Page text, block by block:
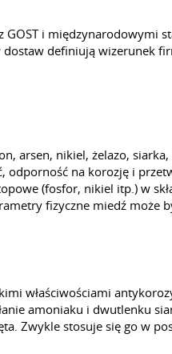
i międzynarodowymi
definiują wizerunek
arsen, nikiel, żelazo,
odporność na korozję i
(fosfor, nikiel itp.) w
fizyczne miedź może
właściwościami
amoniaku i dwutlenku
Zwykle stosuje się go w